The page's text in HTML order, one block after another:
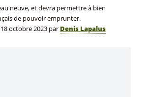
neuve, et devra permettre à bien
de pouvoir emprunter.
octobre 2023par Denis Lapalus